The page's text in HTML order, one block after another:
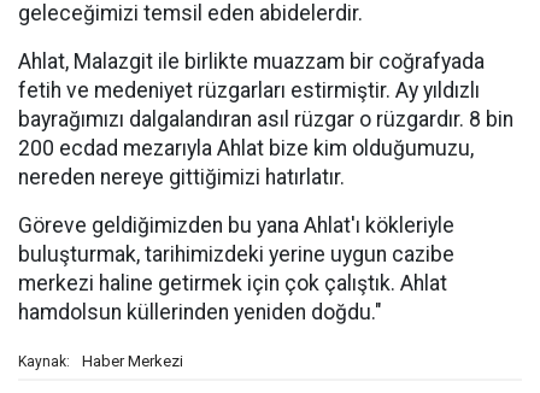
geleceğimizi temsil eden abidelerdir.
Ahlat, Malazgit ile birlikte muazzam bir coğrafyada
fetih ve medeniyet rüzgarları estirmiştir. Ay yıldızlı
bayrağımızı dalgalandıran asıl rüzgar o rüzgardır. 8 bin
200 ecdad mezarıyla Ahlat bize kim olduğumuzu,
nereden nereye gittiğimizi hatırlatır.
Göreve geldiğimizden bu yana Ahlat'ı kökleriyle
buluşturmak, tarihimizdeki yerine uygun cazibe
merkezi haline getirmek için çok çalıştık. Ahlat
hamdolsun küllerinden yeniden doğdu."
Kaynak: Haber Merkezi